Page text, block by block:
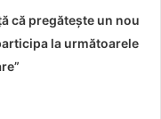
că pregătește un nou
la următoarele